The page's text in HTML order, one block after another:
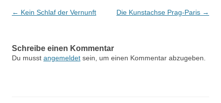
Beitragsnavigation
← Kein Schlaf der Vernunft Die Kunstachse Prag-Paris →
Schreibe einen Kommentar
Du musst angemeldet sein, um einen Kommentar abzugeben.